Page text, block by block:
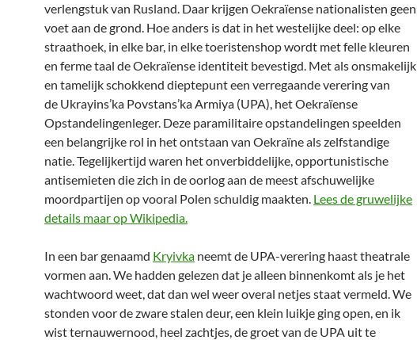
verlengstuk van Rusland. Daar krijgen Oekraïense nationalisten geen
voet aan de grond. Hoe anders is dat in het westelijke deel: op elke
straathoek, in elke bar, in elke toeristenshop wordt met felle kleuren
en ferme taal de Oekraïense identiteit bevestigd. Met als onsmakelijk
en tamelijk schokkend dieptepunt een verregaande verering van
de Ukrayins’ka Povstans’ka Armiya (UPA), het Oekraïense
Opstandelingenleger. Deze paramilitaire opstandelingen speelden
een belangrijke rol in het ontstaan van Oekraïne als zelfstandige
natie. Tegelijkertijd waren het onverbiddelijke, opportunistische
antisemieten die zich in de oorlog aan de meest afschuwelijke
moordpartijen op vooral Polen schuldig maakten. Lees de gruwelijke
details maar op Wikipedia.
In een bar genaamd Kryivka neemt de UPA-verering haast theatrale
vormen aan. We hadden gelezen dat je alleen binnenkomt als je het
wachtwoord weet, dat dan wel weer overal netjes staat vermeld. We
stonden voor de zware stalen deur, een klein luikje ging open, en ik
wist ternauwernood, heel zachtjes, de groet van de UPA uit te